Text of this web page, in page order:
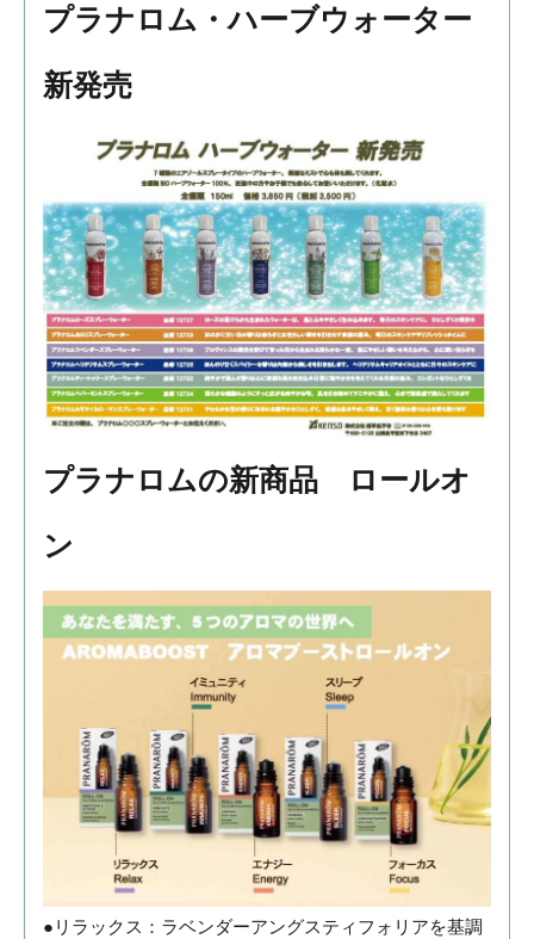
プラナロム・ハーブウォーター
新発売
プラナロムの新商品 ロールオ
ン
●リラックス：ラベンダーアングスティフォリアを基調